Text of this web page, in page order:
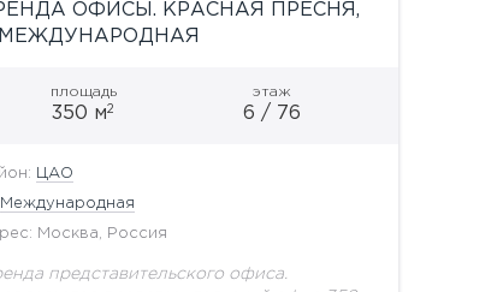
ОФИСЫ. КРАСНАЯ ПРЕСНЯ,
площадь
350 м2
этаж
6 / 76
ЦАО
Международная
Москва, Россия
представительского офиса.